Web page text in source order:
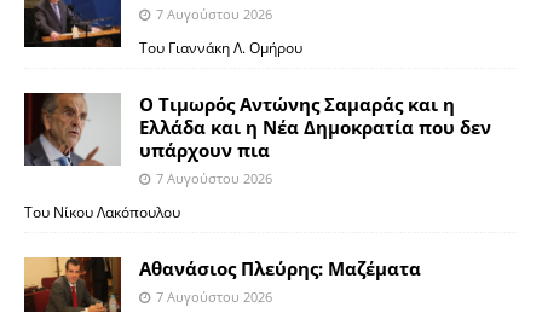
7 Αυγούστου 2026
Του Γιαννάκη Λ. Ομήρου
Ο Τιμωρός Αντώνης Σαμαράς και η
Ελλάδα και η Νέα Δημοκρατία που δεν
υπάρχουν πια
7 Αυγούστου 2026
Του Νίκου Λακόπουλου
Αθανάσιος Πλεύρης: Μαζέματα
7 Αυγούστου 2026